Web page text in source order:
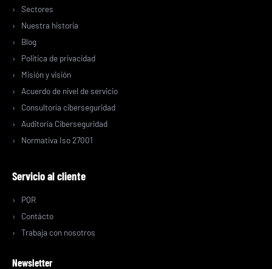
Sectores
Nuestra historia
Blog
Politica de privacidad
Misión y visión
Acuerdo de nivel de servicio
Consultoría ciberseguridad
Auditoría Ciberseguridad
Normativa Iso 27001
Servicio al cliente
PQR
Contácto
Trabaja con nosotros
Newsletter